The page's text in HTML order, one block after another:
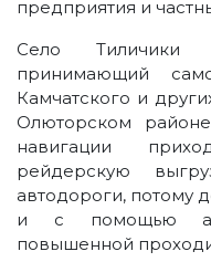
предприятия и
Село Тиличики
принимающий
Камчатского и
Олюторском
навигации
рейдерскую
автодороги, потому
и с помощью
повышенной